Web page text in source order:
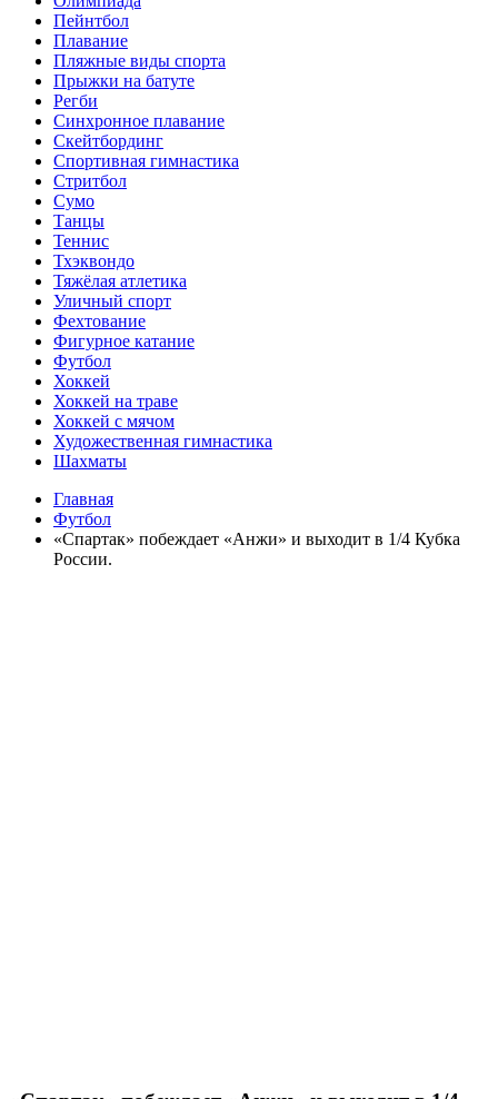
Пейнтбол
Плавание
Пляжные виды спорта
Прыжки на батуте
Регби
Синхронное плавание
Скейтбординг
Спортивная гимнастика
Стритбол
Сумо
Танцы
Теннис
Тхэквондо
Тяжёлая атлетика
Уличный спорт
Фехтование
Фигурное катание
Футбол
Хоккей
Хоккей на траве
Хоккей с мячом
Художественная гимнастика
Шахматы
Главная
Футбол
«Спартак» побеждает «Анжи» и выходит в 1/4 Кубка
России.